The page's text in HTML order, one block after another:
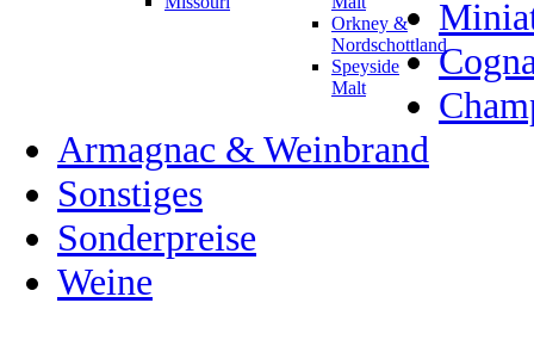
Orkney &
Nordschottland
Speyside
Malt
Armagnac & Weinbrand
Sonstiges
Sonderpreise
Weine